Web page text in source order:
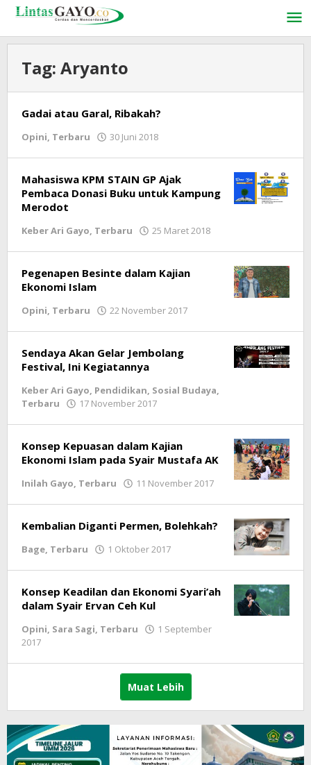
Lewati
konten
Tag: Aryanto
Gadai atau Garal, Ribakah?
Opini, Terbaru 30 Juni 2018
Mahasiswa KPM STAIN GP Ajak
Pembaca Donasi Buku untuk Kampung
Merodot
Keber Ari Gayo, Terbaru 25 Maret 2018
Pegenapen Besinte dalam Kajian
Ekonomi Islam
Opini, Terbaru 22 November 2017
Sendaya Akan Gelar Jembolang
Festival, Ini Kegiatannya
Keber Ari Gayo, Pendidikan, Sosial Budaya,
Terbaru
17 November 2017
Konsep Kepuasan dalam Kajian
Ekonomi Islam pada Syair Mustafa AK
Inilah Gayo, Terbaru 11 November 2017
oleh
Kembalian Diganti Permen, Bolehkah?
Bage, Terbaru 1 Oktober 2017
Konsep Keadilan dan Ekonomi Syari’ah
dalam Syair Ervan Ceh Kul
Opini, Sara Sagi, Terbaru
1 September
2017
Muat Lebih